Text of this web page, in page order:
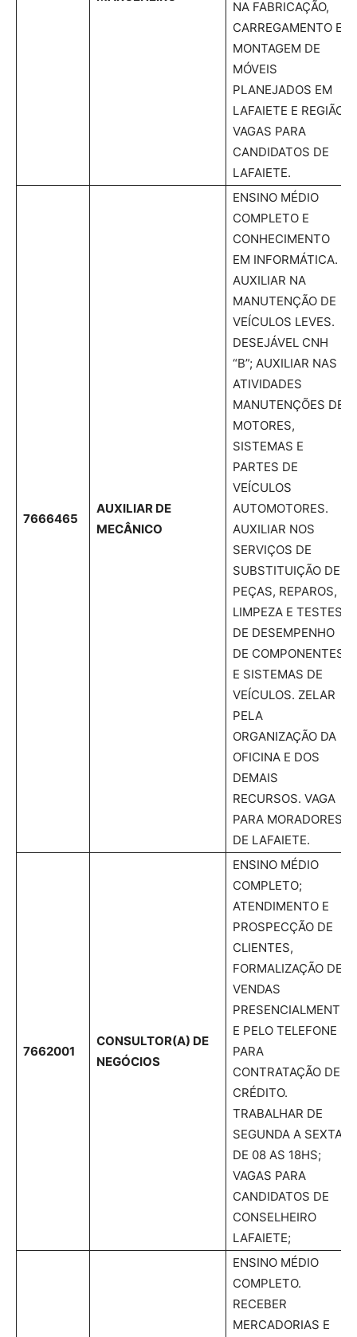
NA FABRICAÇÃO,
CARREGAMENTO E
MONTAGEM DE
MÓVEIS
PLANEJADOS EM
LAFAIETE E REGIÃO.
VAGAS PARA
CANDIDATOS DE
LAFAIETE.
7666465
AUXILIAR DE
MECÂNICO
ENSINO MÉDIO
COMPLETO E
CONHECIMENTO
EM INFORMÁTICA.
AUXILIAR NA
MANUTENÇÃO DE
VEÍCULOS LEVES.
DESEJÁVEL CNH
“B”; AUXILIAR NAS
ATIVIDADES
MANUTENÇÕES DE
MOTORES,
SISTEMAS E
PARTES DE
VEÍCULOS
AUTOMOTORES.
AUXILIAR NOS
SERVIÇOS DE
SUBSTITUIÇÃO DE
PEÇAS, REPAROS,
LIMPEZA E TESTES
DE DESEMPENHO
DE COMPONENTES
E SISTEMAS DE
VEÍCULOS. ZELAR
PELA
ORGANIZAÇÃO DA
OFICINA E DOS
DEMAIS
RECURSOS. VAGA
PARA MORADORES
DE LAFAIETE.
7662001
CONSULTOR(A) DE
NEGÓCIOS
ENSINO MÉDIO
COMPLETO;
ATENDIMENTO E
PROSPECÇÃO DE
CLIENTES,
FORMALIZAÇÃO DE
VENDAS
PRESENCIALMENTE
E PELO TELEFONE
PARA
CONTRATAÇÃO DE
CRÉDITO.
TRABALHAR DE
SEGUNDA A SEXTA
DE 08 AS 18HS;
VAGAS PARA
CANDIDATOS DE
CONSELHEIRO
LAFAIETE;
ENSINO MÉDIO
COMPLETO.
RECEBER
MERCADORIAS E